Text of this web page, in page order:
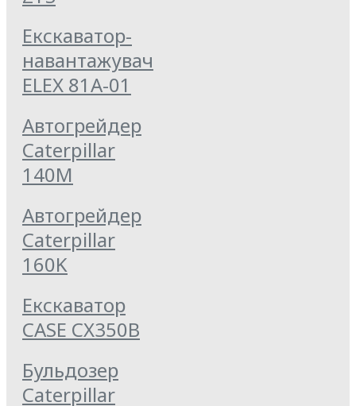
Екскаватор-
навантажувач
ELEX 81А-01
Автогрейдер
Caterpillar
140M
Автогрейдер
Caterpillar
160K
Екскаватор
CASE CX350B
Бульдозер
Caterpillar